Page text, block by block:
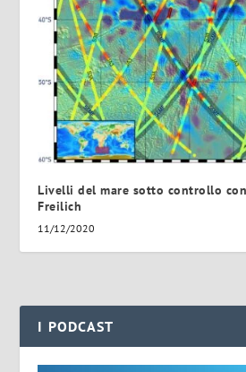
Livelli del mare sotto controllo
Freilich
11/12/2020
I PODCAST